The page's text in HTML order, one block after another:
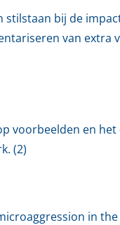
bij de
van extra
voorbeelden en
(2)
in